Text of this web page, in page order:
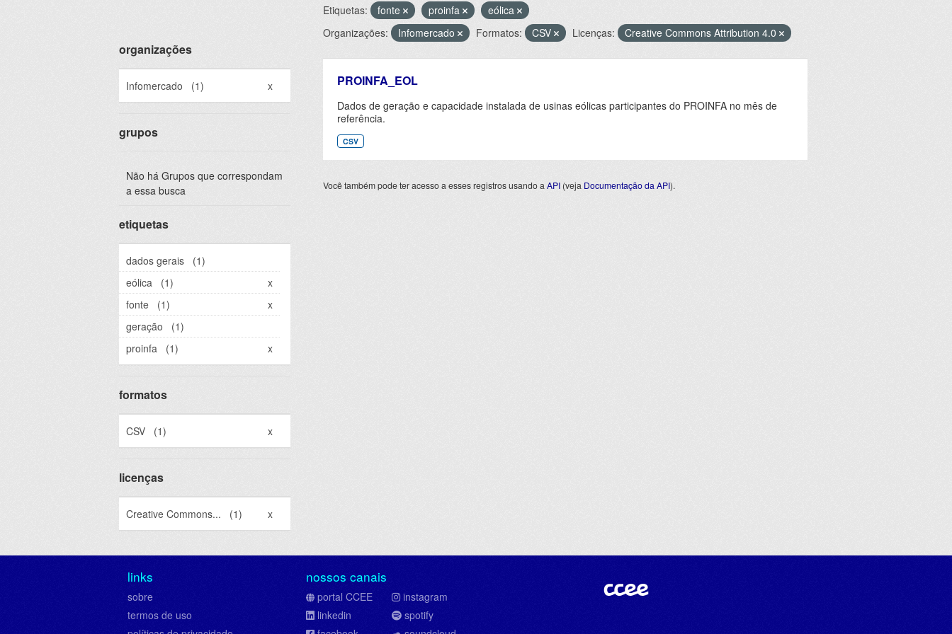
organizações
Infomercado (1) x
grupos
Não há Grupos que correspondam
a essa busca
etiquetas
dados gerais
(1)
eólica
(1)
x
fonte
(1)
x
geração
(1)
proinfa
(1) x
formatos
CSV (1) x
licenças
Creative Commons... (1) x
Etiquetas: fonte proinfa
eólica
Organizações:
Infomercado Formatos: CSV Licenças: Creative Commons Attribution 4.0
PROINFA_EOL
Dados de geração e capacidade instalada de usinas eólicas participantes do PROINFA no mês de
referência.
CSV
Você também pode ter acesso a esses registros usando a API (veja Documentação da API).
links
sobre
termos de uso
nossos canais
portal CCEE
linkedin
instagram
spotify